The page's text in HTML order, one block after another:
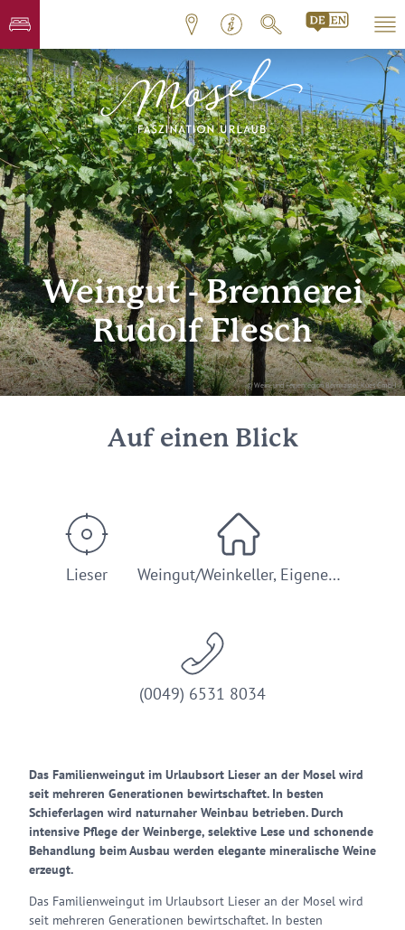
© Wein- und Ferienregion Bernkastel-Kues GmbH
Weingut - Brennerei
Rudolf Flesch
Auf einen Blick
Lieser Weingut/Weinkeller, Eigene…
(0049) 6531 8034
Das Familienweingut im Urlaubsort Lieser an der Mosel wird
seit mehreren Generationen bewirtschaftet. In besten
Schieferlagen wird naturnaher Weinbau betrieben. Durch
intensive Pflege der Weinberge, selektive Lese und schonende
Behandlung beim Ausbau werden elegante mineralische Weine
erzeugt.
Das Familienweingut im Urlaubsort Lieser an der Mosel wird
seit mehreren Generationen bewirtschaftet. In besten